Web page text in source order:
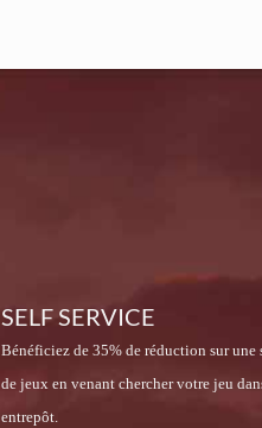
SELF SERVICE
Bénéficiez de 35% de réduction sur une
de jeux en venant chercher votre jeu
entrepôt.